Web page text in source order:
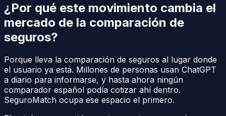
¿Por qué este movimiento cambia el
mercado de la comparación de
seguros?
Porque lleva la comparación de seguros al lugar donde
el usuario ya está. Millones de personas usan ChatGPT
a diario para informarse, y hasta ahora ningún
comparador español podía cotizar ahí dentro.
SeguroMatch ocupa ese espacio el primero.